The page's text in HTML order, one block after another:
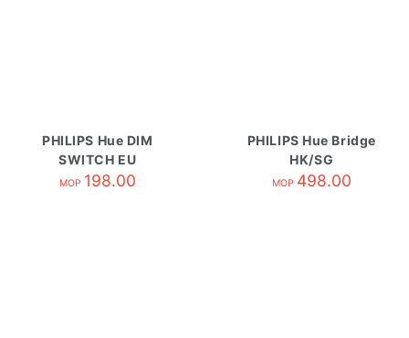
PHILIPS Hue DIM
SWITCH EU
MOP 198.00
PHILIPS Hue Bridge
HK/SG
MOP 498.00